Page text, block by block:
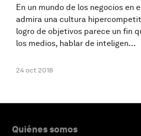
En un mundo de los negocios en
admira una cultura
logro de objetivos parece un fin
los medios, hablar de inteligen...
24 oct 2018
Quiénes somos